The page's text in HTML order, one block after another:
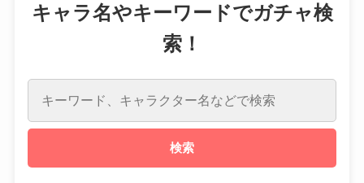
キャラ名やキーワードでガチャ検
索！
検索